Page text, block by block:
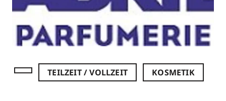
TEILZEIT / VOLLZEIT KOSMETIK